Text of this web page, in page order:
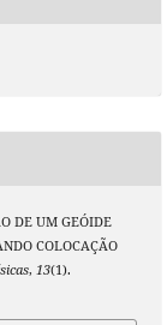
DE UM GEÓIDE
COLOCAÇÃO
, 13(1).